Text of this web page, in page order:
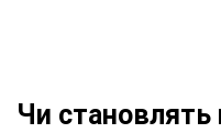
Чи становлять